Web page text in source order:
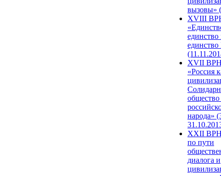
вызовы»
XVIII
единство
единство
XVII
«Россия
народа»
XXII
по пути
диалога и